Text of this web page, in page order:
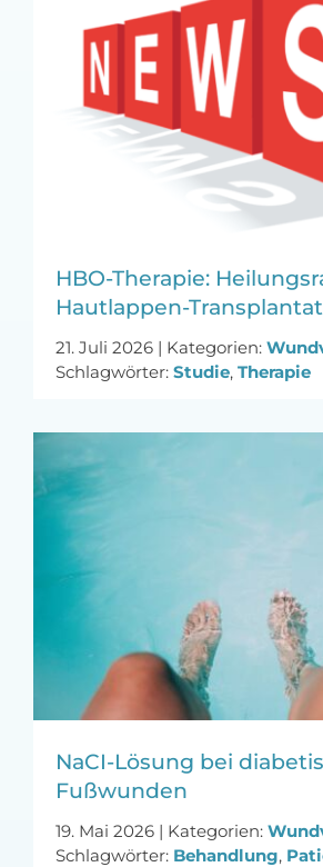
MFA-heute Newsletter-
Über uns
Ihre Werbung auf MFA-
HBO-Therapie:
Hautlappen-
21. Juli 2026 | Kategorien:
Schlagwörter: Studie, Therapie
NaCI-Lösung bei
Fußwunden
19. Mai 2026 | Kategorien:
Schlagwörter: Behandlung,